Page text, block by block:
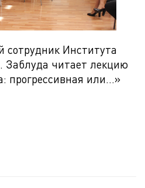
Института
читает лекцию
прогрессивная или…»